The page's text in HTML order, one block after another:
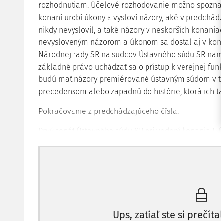
rozhodnutiam. Účelové rozhodovanie možno
konaní urobí úkony a vysloví názory, aké v
nikdy nevyslovil, a také názory v neskorších
nevysloveným názorom a úkonom sa dostal aj v
Národnej rady SR na sudcov Ústavného súdu SR
základné právo uchádzať sa o prístup k verejnej
budú mať názory premiérované ústavným súdom v
precedensom alebo zapadnú do histórie, ktorá ich
Pokračovanie z predchádzajúceho čísla.
Prvý senát Ústavného súdu SR pri vedení konania I.
neštandardné prvky a postupy. Ústavný súd SR,
originálnom prekonávaní procesných prekážok,
Zmena Ústavy zmenou záväzného výkladu
Ups, zatiaľ ste si